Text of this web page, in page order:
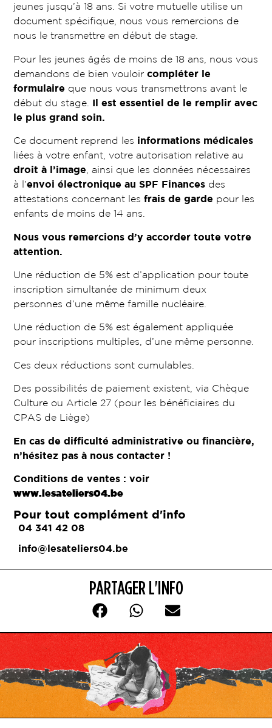
jeunes jusqu’à 18 ans. Si votre mutuelle utilise un
document spécifique, nous vous remercions de
nous le transmettre en début de stage.
Pour les jeunes âgés de moins de 18 ans, nous vous
demandons de bien vouloircompléter le
formulaire que nous vous transmettrons avant le
début du stage. Il est essentiel de le remplir avec
le plus grand soin.
Ce document reprend les informations médicales
liées à votre enfant, votre autorisation relative au
droit à l’image , ainsi que les données nécessaires
à l’envoi électronique au SPF Finances des
attestations concernant les frais de garde pour les
enfants de moins de 14 ans.
Nous vous remercions d’y accorder toute votre
attention.
Une réduction de 5% est d’application pour toute
inscription simultanée de minimum deux
personnes d’une même famille nucléaire.
Une réduction de 5% est également appliquée
pour inscriptions multiples, d’une même personne.
Ces deux réductions sont cumulables.
Des possibilités de paiement existent, via Chèque
Culture ou Article 27 (pour les bénéficiaires du
CPAS de Liège)
En cas de difficulté administrative ou financière,
n’hésitez pas à nous contacter !
Conditions de ventes : voir
www.lesateliers04.be
Pour tout complément d'info
04 341 42 08
info@lesateliers04.be
PARTAGER L'INFO